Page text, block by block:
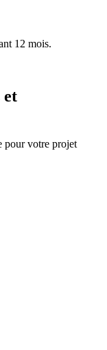
12 mois.
et
pour votre projet